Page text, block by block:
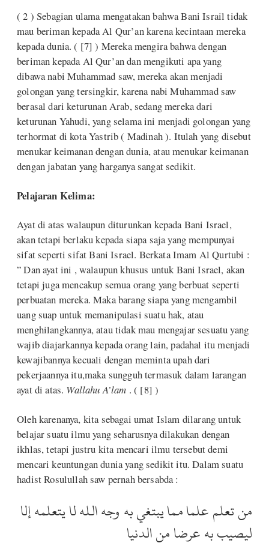
( 2 ) Sebagian ulama mengatakan bahwa Bani Israil tidak
mau beriman kepada Al Qur’an karena kecintaan mereka
kepada dunia. ( [7] ) Mereka mengira bahwa dengan
beriman kepada Al Qur’an dan mengikuti apa yang
dibawa nabi Muhammad saw, mereka akan menjadi
golongan yang tersingkir, karena nabi Muhammad saw
berasal dari keturunan Arab, sedang mereka dari
keturunan Yahudi, yang selama ini menjadi golongan yang
terhormat di kota Yastrib ( Madinah ). Itulah yang disebut
menukar keimanan dengan dunia, atau menukar keimanan
dengan jabatan yang harganya sangat sedikit.
Pelajaran Kelima:
Ayat di atas walaupun diturunkan kepada Bani Israel,
akan tetapi berlaku kepada siapa saja yang mempunyai
sifat seperti sifat Bani Israel. Berkata Imam Al Qurtubi :
” Dan ayat ini , walaupun khusus untuk Bani Israel, akan
tetapi juga mencakup semua orang yang berbuat seperti
perbuatan mereka. Maka barang siapa yang mengambil
uang suap untuk memanipulasi suatu hak, atau
menghilangkannya, atau tidak mau mengajar sesuatu yang
wajib diajarkannya kepada orang lain, padahal itu menjadi
kewajibannya kecuali dengan meminta upah dari
pekerjaannya itu,maka sungguh termasuk dalam larangan
ayat di atas. Wallahu A’lam . ( [8] )
Oleh karenanya, kita sebagai umat Islam dilarang untuk
belajar suatu ilmu yang seharusnya dilakukan dengan
ikhlas, tetapi justru kita mencari ilmu tersebut demi
mencari keuntungan dunia yang sedikit itu. Dalam suatu
hadist Rosulullah saw pernah bersabda :
من تعلم علما مما يبتغي به وجه الله لا يتعلمه إلا
ليصيب به عرضا من الدنيا